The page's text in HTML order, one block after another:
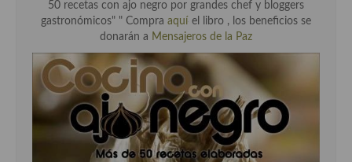
50 recetas con ajo negro por grandes chef y bloggers
gastronómicos" " Compra aquí el libro , los beneficios se
donarán a Mensajeros de la Paz